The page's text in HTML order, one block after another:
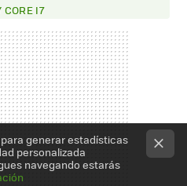
CORE I7
generar estadísticas
personalizada
navegando estarás